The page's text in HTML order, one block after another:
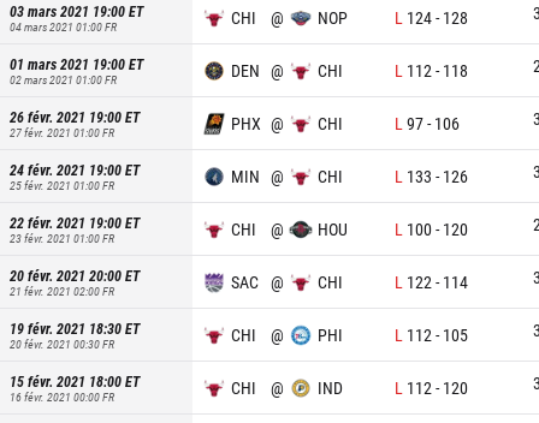
03 mars 2021 19:00ET
04 mars 2021 01:00FR CHI @ NOP L 124- 128
01 mars 2021 19:00ET
02 mars 2021 01:00FR DEN @ CHI L 112 - 118
26 févr. 2021 19:00ET
27 févr. 2021 01:00FR PHX @ CHI L 97- 106
24 févr. 2021 19:00ET
25 févr. 2021 01:00FR MIN @ CHI L 133 - 126
22 févr. 2021 19:00ET
23 févr. 2021 01:00FR CHI @ HOU L 100- 120
20 févr. 2021 20:00ET
21 févr. 2021 02:00FR SAC @ CHI L 122 - 114
19 févr. 2021 18:30ET
20 févr. 2021 00:30FR CHI @ PHI L 112 - 105
15 févr. 2021 18:00ET
16 févr. 2021 00:00FR CHI @ IND L 112 - 120